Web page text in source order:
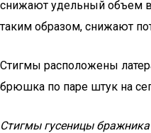
снижают удельный объем
таким образом, снижают
Стигмы расположены
брюшка по паре штук на
Стигмы гусеницы бражника